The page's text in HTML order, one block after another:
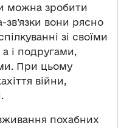
можна зробити
зв’язки вони рясно
зі своїми
а і подругами,
При цьому
війни,
похабних